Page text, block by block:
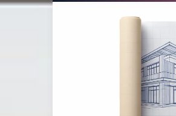
Перейти